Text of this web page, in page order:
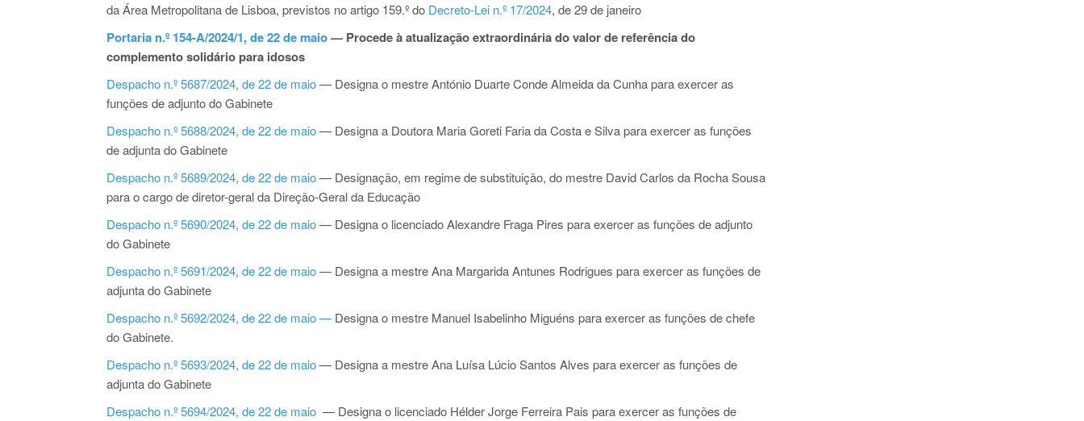
da Área Metropolitana de Lisboa, previstos no artigo 159.º do Decreto-Lei n.º 17/2024, de 29 de janeiro
Portaria n.º 154-A/2024/1, de 22 de maio— Procede à atualização extraordinária do valor de referência do
complemento solidário para idosos
Despacho n.º 5687/2024, de 22 de maio— Designa o mestre António Duarte Conde Almeida da Cunha para exercer as
funções de adjunto do Gabinete
Despacho n.º 5688/2024, de 22 de maio— Designa a Doutora Maria Goreti Faria da Costa e Silva para exercer as funções
de adjunta do Gabinete
Despacho n.º 5689/2024, de 22 de maio— Designação, em regime de substituição, do mestre David Carlos da Rocha Sousa
para o cargo de diretor-geral da Direção-Geral da Educação
Despacho n.º 5690/2024, de 22 de maio— Designa o licenciado Alexandre Fraga Pires para exercer as funções de adjunto
do Gabinete
Despacho n.º 5691/2024, de 22 de maio— Designa a mestre Ana Margarida Antunes Rodrigues para exercer as funções de
adjunta do Gabinete
Despacho n.º 5692/2024, de 22 de maio — Designa o mestre Manuel Isabelinho Miguéns para exercer as funções de chefe
do Gabinete.
Despacho n.º 5693/2024, de 22 de maio— Designa a mestre Ana Luísa Lúcio Santos Alves para exercer as funções de
adjunta do Gabinete
Despacho n.º 5694/2024, de 22 de maio — Designa o licenciado Hélder Jorge Ferreira Pais para exercer as funções de